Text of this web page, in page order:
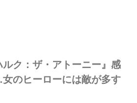
ルク：ザ・アトーニー』感
のヒーローには敵が多す